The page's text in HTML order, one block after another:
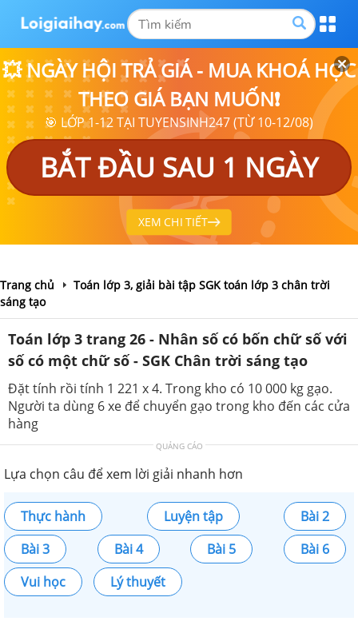
💥 NGÀY HỘI TRẢ GIÁ - MUA KHOÁ HỌC
THEO GIÁ BẠN MUỐN❗
🎯 LỚP 1-12 TẠI TUYENSINH247 (TỪ 10-12/08)
BẮT ĐẦU SAU 1 NGÀY
XEM CHI TIẾT
Trang chủ
Toán lớp 3, giải bài tập SGK toán lớp 3 chân trời
sáng tạo
Toán lớp 3 trang 26 - Nhân số có bốn chữ số với
số có một chữ số - SGK Chân trời sáng tạo
Đặt tính rồi tính 1 221 x 4. Trong kho có 10 000 kg gạo.
Người ta dùng 6 xe để chuyển gạo trong kho đến các cửa
hàng
QUẢNG CÁO
Lựa chọn câu để xem lời giải nhanh hơn
Thực hành Luyện tập
Bài 2
Bài 3
Bài 4 Bài 5
Bài 6
Vui học
Lý thuyết